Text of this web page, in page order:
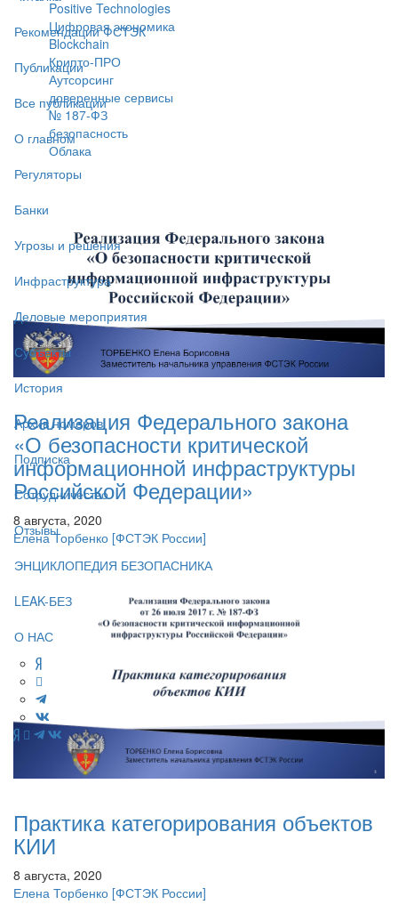
Рекомендации ФСТЭК
Публикации
Все публикации
О главном
Регуляторы
Банки
Угрозы и решения
Инфраструктура
Деловые мероприятия
Субъекты
История
Архив номеров
Подписка
Сотрудничество
Отзывы
ЭНЦИКЛОПЕДИЯ БЕЗОПАСНИКА
LEAK-БЕЗ
О НАС
Positive Technologies
Цифровая экономика
Blockchain
Крипто-ПРО
Аутсорсинг
доверенные сервисы
№ 187-ФЗ
безопасность
Облака
Реализация Федерального закона
«О безопасности критической
информационной инфраструктуры
Российской Федерации»
8 августа, 2020
Елена Торбенко [ФСТЭК России]
Практика категорирования объектов
КИИ
8 августа, 2020
Елена Торбенко [ФСТЭК России]